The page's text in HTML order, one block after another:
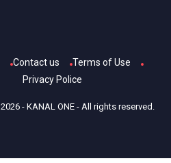
Contact us
Terms of Use
Privacy Police
2026- KANAL ONE- All rights reserved.